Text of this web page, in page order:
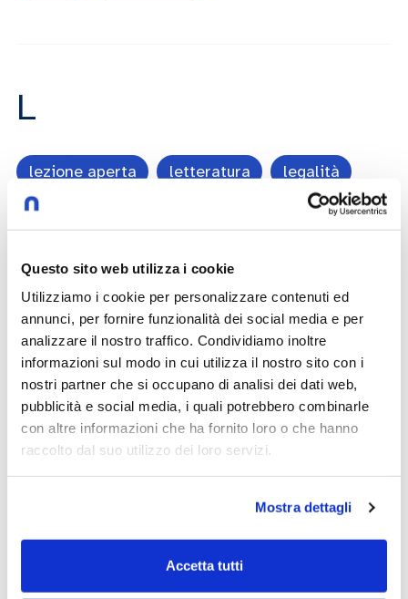
Questo sito web utilizza i cookie
Utilizziamo i cookie per personalizzare contenuti ed
annunci, per fornire funzionalità dei social media e per
analizzare il nostro traffico. Condividiamo inoltre
informazioni sul modo in cui utilizza il nostro sito con i
nostri partner che si occupano di analisi dei dati web,
pubblicità e social media, i quali potrebbero combinarle
con altre informazioni che ha fornito loro o che hanno
raccolto dal suo utilizzo dei loro servizi.
Mostra dettagli
Accetta tutti
L
lezione aperta letteratura legalità
lavoro
I
intelligenza artificiale inclusione
inaugurazione anno accademico